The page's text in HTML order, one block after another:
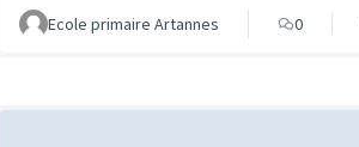
Ecole primaire Artannes 0